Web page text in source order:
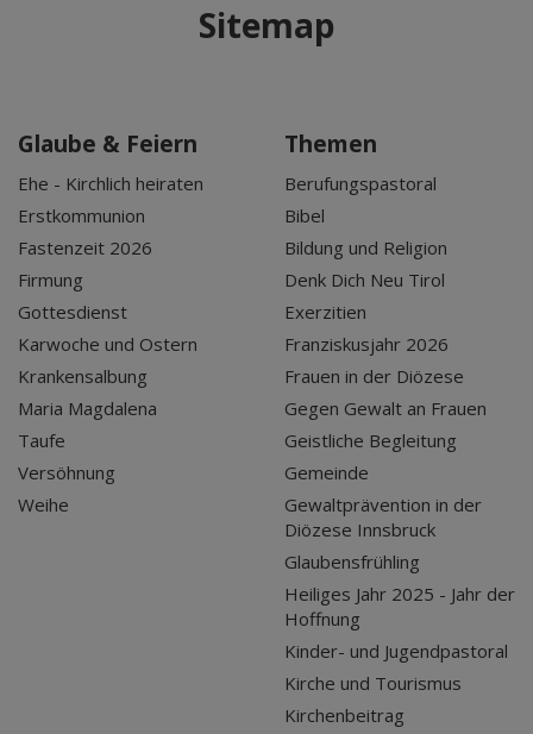
Sitemap
Glaube & Feiern
Ehe - Kirchlich heiraten
Erstkommunion
Fastenzeit 2026
Firmung
Gottesdienst
Karwoche und Ostern
Krankensalbung
Maria Magdalena
Taufe
Versöhnung
Weihe
Themen
Berufungspastoral
Bibel
Bildung und Religion
Denk Dich Neu Tirol
Exerzitien
Franziskusjahr 2026
Frauen in der Diözese
Gegen Gewalt an Frauen
Geistliche Begleitung
Gemeinde
Gewaltprävention in der
Diözese Innsbruck
Glaubensfrühling
Heiliges Jahr 2025 - Jahr der
Hoffnung
Kinder- und Jugendpastoral
Kirche und Tourismus
Kirchenbeitrag